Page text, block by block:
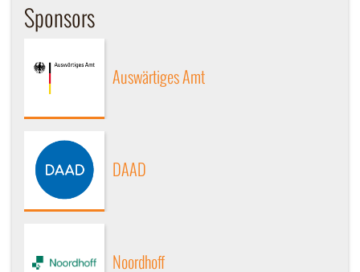
Sponsors
Auswärtiges Amt
DAAD
Noordhoff